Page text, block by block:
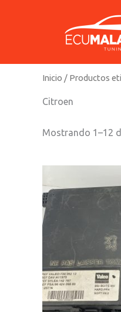
Inicio / Productos
Citroen
Mostrando 1–12